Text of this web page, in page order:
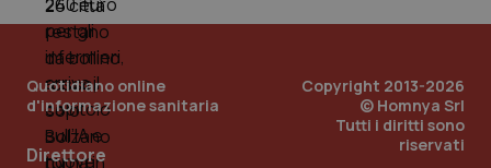
Quotidiano online
d'informazione sanitaria
Direttore
Copyright 2013-2026
© Homnya Srl
Tutti i diritti sono
riservati